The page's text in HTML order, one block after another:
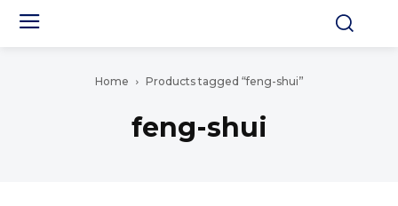
Home Products tagged “feng-shui”
feng-shui